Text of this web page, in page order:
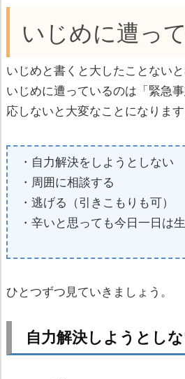
いじめに遭っ
いじめと書くと大したことない
いじめに遭っているのは「緊急
応しないと大変なことになります
・自力解決をしようとしない
・周囲に相談する
・逃げる（引きこもりも可）
・辛いと思っても今日一日は
ひとつずつ見ていきましょう。
自力解決しようとし